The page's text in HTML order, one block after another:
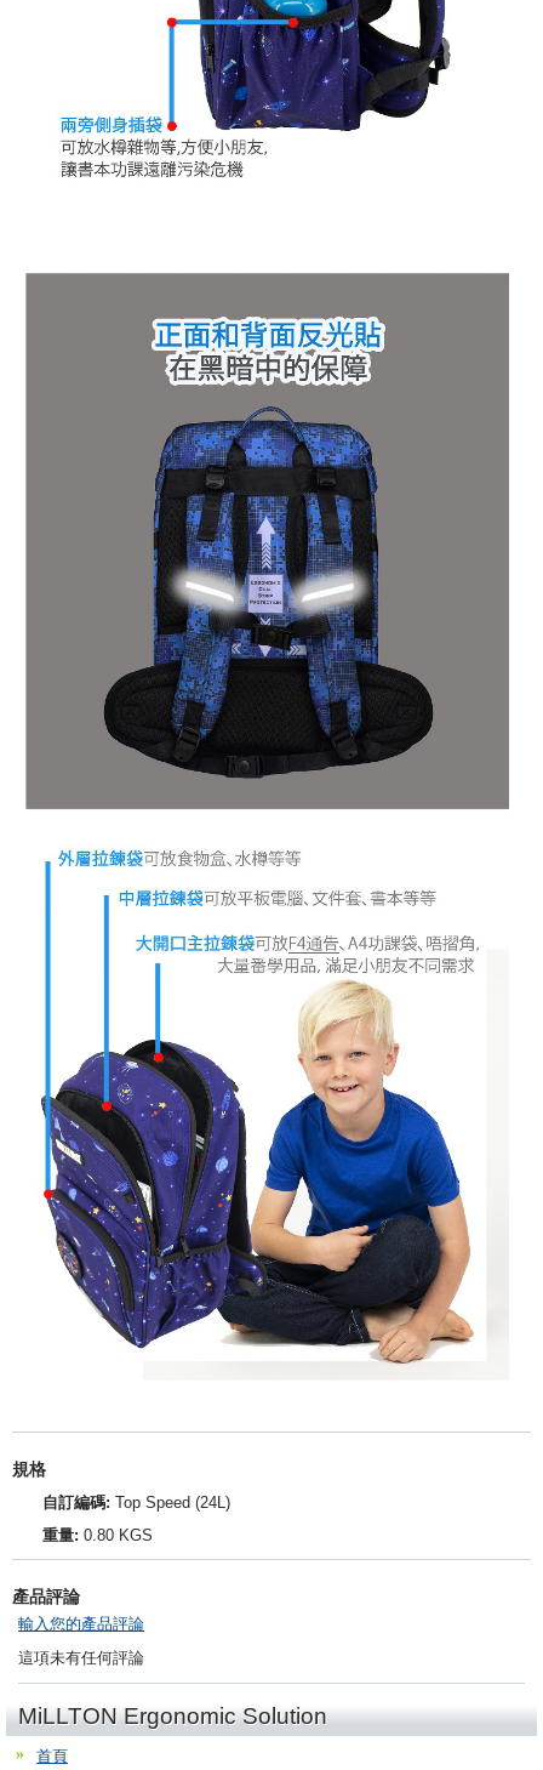
規格
自訂編碼: Top Speed (24L)
重量: 0.80 KGS
產品評論
輸入您的產品評論
這項未有任何評論
MiLLTON Ergonomic Solution
首頁